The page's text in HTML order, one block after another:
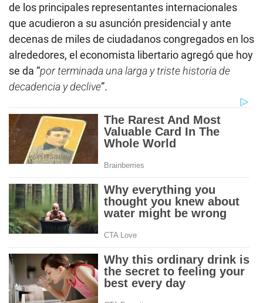
de los principales representantes internacionales
que acudieron a su asunción presidencial y ante
decenas de miles de ciudadanos congregados en los
alrededores, el economista libertario agregó que hoy
se da “por terminada una larga y triste historia de
decadencia y declive”.